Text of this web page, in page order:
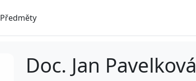
Předměty
Doc. Jan Pavelková